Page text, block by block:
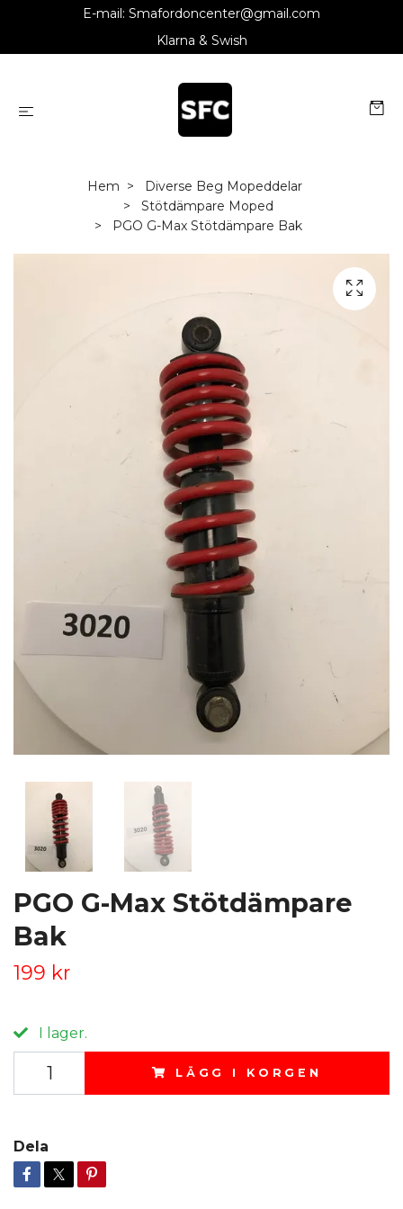
E-mail: Smafordoncenter@gmail.com
Klarna & Swish
Hem
Diverse Beg Mopeddelar
Stötdämpare Moped
PGO G-Max Stötdämpare Bak
PGO G-Max Stötdämpare
Bak
199 kr
I lager.
LÄGG I KORGEN
Dela